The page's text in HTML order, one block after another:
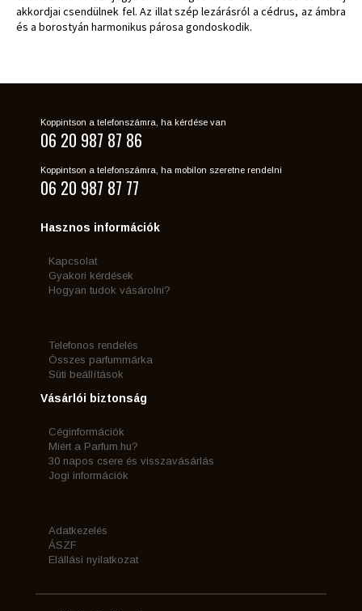
akkordjai csendülnek fel. Az illat szép lezárásról a cédrus, az ámbra
és a borostyán harmonikus párosa gondoskodik.
Koppintson a telefonszámra, ha kérdése van
06 20 987 87 86
Koppintson a telefonszámra, ha mobilon szeretne rendelni
06 20 987 87 77
Hasznos információk
Kapcsolat
Gyakori kérdések
Hogyan tudok vásárolni?
Telefonos rendelés
Összes parfummárka
Süti beállítások
Vásárlói biztonság
Céginformációk
Miért a Parfum.hu?
30 napos csere és visszavásárlás
Jogi információk
Adatkezelés
ÁSZF
Elállási nyilatkozat